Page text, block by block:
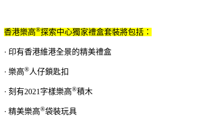
香港樂高®探索中心獨家禮盒套裝將包括：
· 印有香港維港全景的精美禮盒
· 樂高®人仔鎖匙扣
· 刻有2021字樣樂高®積木
· 精美樂高®袋裝玩具